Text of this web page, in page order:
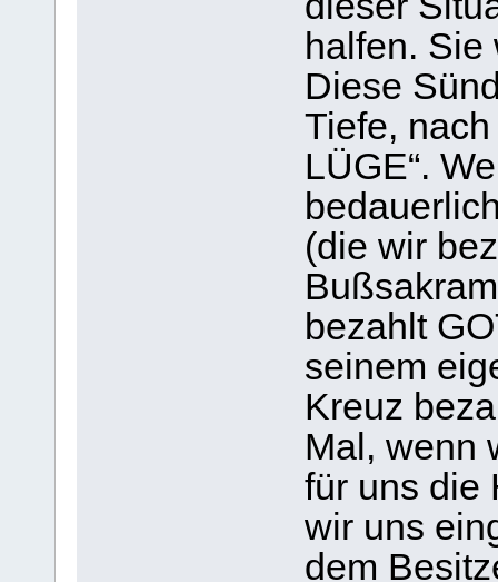
halfen.
Diese
Tiefe,
LÜGE“.
(die wir
bezahlt
seinem
Kreuz
Mal, wenn
für uns die
wir uns
dem